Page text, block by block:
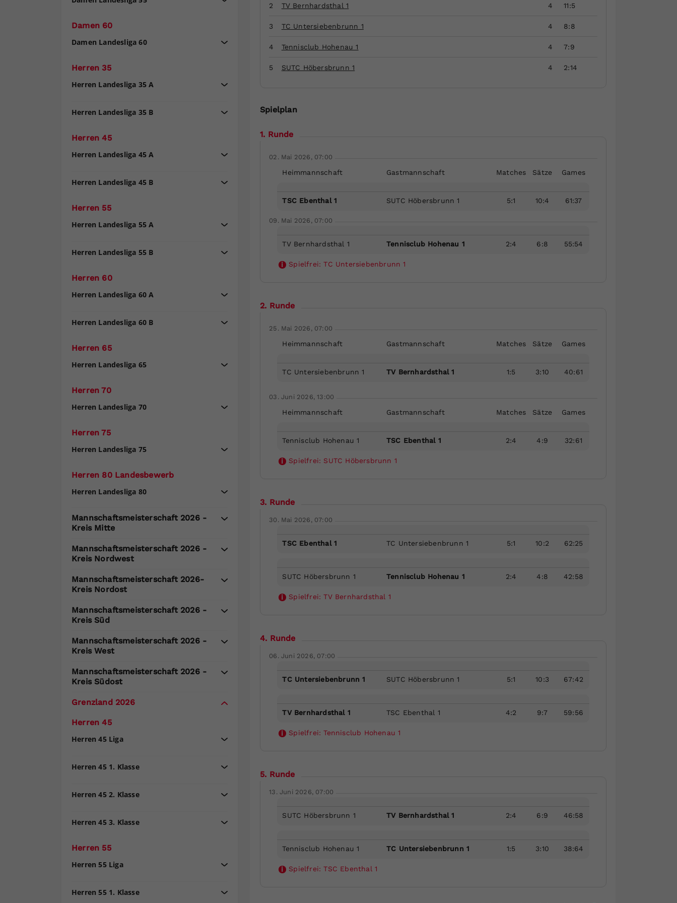
2 TV Bernhardsthal 1 4 11:5
3 TC Untersiebenbrunn 1 4 8:8
4 Tennisclub Hohenau 1 4 7:9
5 SUTC Höbersbrunn 1 4 2:14
Spielplan
1. Runde
02. Mai 2026, 07:00
Heimmannschaft Gastmannschaft Matches Sätze Games
TSC Ebenthal 1 SUTC Höbersbrunn 1 5:1 10:4 61:37
09. Mai 2026, 07:00
TV Bernhardsthal 1 Tennisclub Hohenau 1 2:4 6:8 55:54
i Spielfrei:TC Untersiebenbrunn 1
2. Runde
25. Mai 2026, 07:00
Heimmannschaft Gastmannschaft Matches Sätze Games
TC Untersiebenbrunn 1 TV Bernhardsthal 1 1:5 3:10 40:61
03. Juni 2026, 13:00
Heimmannschaft Gastmannschaft Matches Sätze Games
Tennisclub Hohenau 1 TSC Ebenthal 1 2:4 4:9 32:61
i Spielfrei: SUTC Höbersbrunn 1
3. Runde
30. Mai 2026, 07:00
TSC Ebenthal 1 TC Untersiebenbrunn 1 5:1 10:2 62:25
SUTC Höbersbrunn 1 Tennisclub Hohenau 1 2:4 4:8 42:58
i Spielfrei:TV Bernhardsthal 1
4. Runde
06. Juni 2026, 07:00
TC Untersiebenbrunn 1 SUTC Höbersbrunn 1 5:1 10:3 67:42
TV Bernhardsthal 1 TSC Ebenthal 1 4:2 9:7 59:56
i Spielfrei:Tennisclub Hohenau 1
5. Runde
13. Juni 2026, 07:00
SUTC Höbersbrunn 1 TV Bernhardsthal 1 2:4 6:9 46:58
Tennisclub Hohenau 1 TC Untersiebenbrunn 1 1:5 3:10 38:64
i Spielfrei:TSC Ebenthal 1
Damen 60
Damen Landesliga 60
Herren 35
Herren Landesliga 35 A
Herren Landesliga 35 B
Herren 45
Herren Landesliga 45 A
Herren Landesliga 45 B
Herren 55
Herren Landesliga 55 A
Herren Landesliga 55 B
Herren 60
Herren Landesliga 60 A
Herren Landesliga 60 B
Herren 65
Herren Landesliga 65
Herren 70
Herren Landesliga 70
Herren 75
Herren Landesliga 75
Herren 80 Landesbewerb
Herren Landesliga 80
Mannschaftsmeisterschaft 2026 -
Kreis Mitte
Mannschaftsmeisterschaft 2026 -
Kreis Nordwest
Mannschaftsmeisterschaft 2026-
Kreis Nordost
Mannschaftsmeisterschaft 2026 -
Kreis Süd
Mannschaftsmeisterschaft 2026 -
Kreis West
Mannschaftsmeisterschaft 2026 -
Kreis Südost
Grenzland 2026
Herren 45
Herren 45 Liga
Herren 45 1. Klasse
Herren 45 2. Klasse
Herren 45 3. Klasse
Herren 55
Herren 55 Liga
Herren 55 1. Klasse
Webseiten-Betreiber dies eingestellt hat.